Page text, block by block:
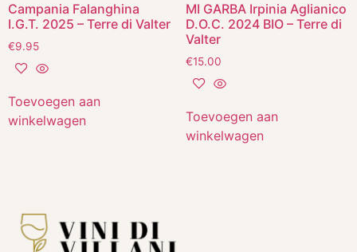
Campania Falanghina
I.G.T. 2025 – Terre di Valter
€9.95
Toevoegen aan
winkelwagen
MI GARBA Irpinia Aglianico
D.O.C. 2024 BIO – Terre di
Valter
€15.00
Toevoegen aan
winkelwagen